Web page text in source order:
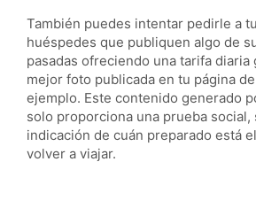
También puedes intentar pedirle a
huéspedes que publiquen algo de
pasadas ofreciendo una tarifa diaria
mejor foto publicada en tu página
ejemplo. Este contenido generado
solo proporciona una prueba social,
indicación de cuán preparado está
volver a viajar.